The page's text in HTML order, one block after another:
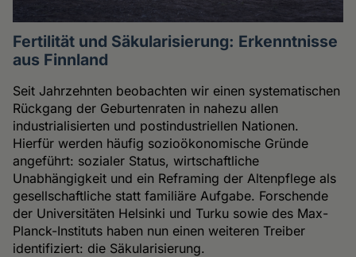
Fertilität und Säkularisierung: Erkenntnisse
aus Finnland
Seit Jahrzehnten beobachten wir einen systematischen
Rückgang der Geburtenraten in nahezu allen
industrialisierten und postindustriellen Nationen.
Hierfür werden häufig sozioökonomische Gründe
angeführt: sozialer Status, wirtschaftliche
Unabhängigkeit und ein Reframing der Altenpflege als
gesellschaftliche statt familiäre Aufgabe. Forschende
der Universitäten Helsinki und Turku sowie des Max-
Planck-Instituts haben nun einen weiteren Treiber
identifiziert: die Säkularisierung.